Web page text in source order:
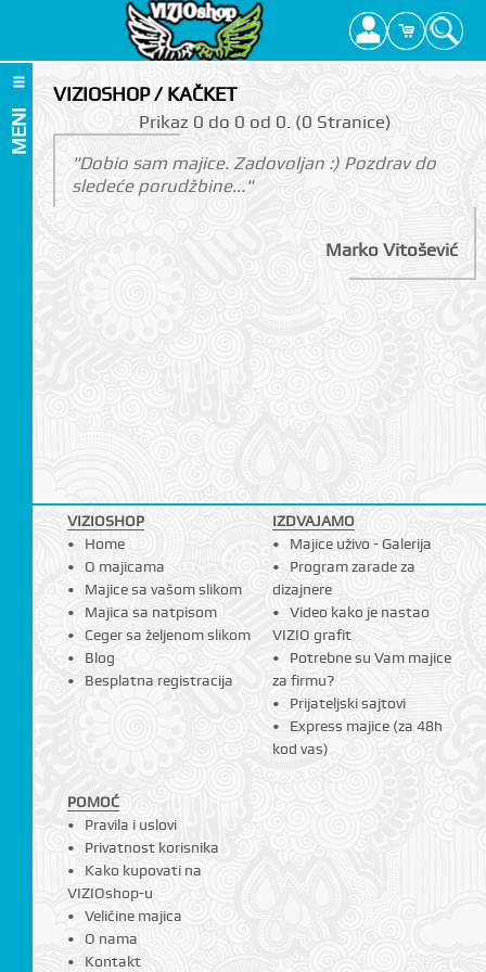
MENI
VIZIOSHOP / KAČKET
Prikаz 0 do 0 оd 0. (0 Strаnicе)
"Dobio sam majice. Zadovoljan :) Pozdrav do
sledeće porudžbine..."
Marko Vitošević
VIZIOSHOP
Home
O majicama
Majice sa vašom slikom
Majica sa natpisom
Ceger sa željenom slikom
Blog
Besplatna registracija
IZDVAJAMO
Majice uživo - Galerija
Program zarade za
dizajnere
Video kako je nastao
VIZIO grafit
Potrebne su Vam majice
za firmu?
Prijateljski sajtovi
Express majice (za 48h
kod vas)
POMOĆ
Pravila i uslovi
Privatnost korisnika
Kako kupovati na
VIZIOshop-u
Veličine majica
O nama
Kontakt